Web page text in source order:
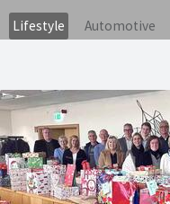
Lifestyle Automotive